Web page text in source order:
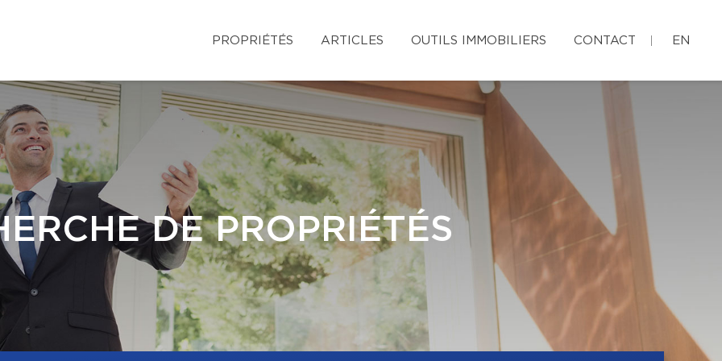
PROPRIÉTÉS ARTICLES OUTILS IMMOBILIERS CONTACT EN
DE PROPRIÉTÉS